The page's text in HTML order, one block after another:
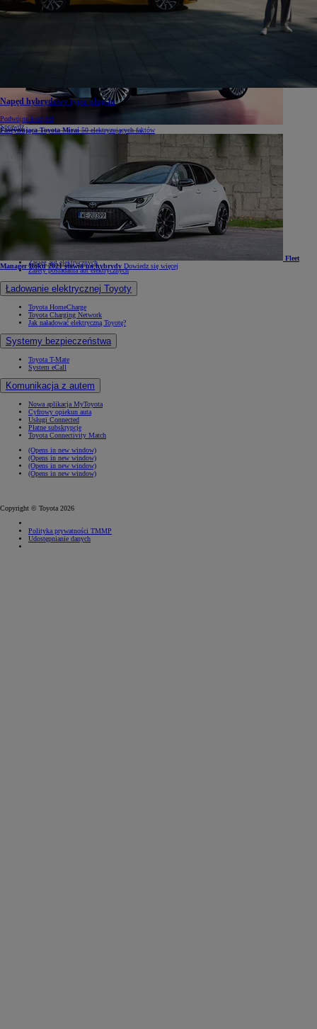
Fascynująca Toyota Mirai 50 elektryzujących faktów
Fleet
Manager Roku 2021 stawia na hybrydy Dowiedz się więcej
Napęd hybrydowy typu plug-in
Podwójne korzyści
Sprawdź
Oferty specjalne i Finansowanie
Oferty specjalne i Finansowanie
KINTO Mobility
Technologie
Elektromobilność
Lider elektromobilności
Napęd hybrydowy
Napęd hybrydowy typu plug-in
Napęd wodorowy
Napęd elektryczny na baterię
Zasięg aut elektrycznych
Zalety posiadania aut elektrycznych
Ładowanie elektrycznej Toyoty
Toyota HomeCharge
Toyota Charging Network
Jak naładować elektryczną Toyotę?
Systemy bezpieczeństwa
Toyota T-Mate
System eCall
Komunikacja z autem
Nowa aplikacja MyToyota
Cyfrowy opiekun auta
Usługi Connected
Płatne subskrypcje
Toyota Connectivity Match
(Opens in new window)
(Opens in new window)
(Opens in new window)
(Opens in new window)
Copyright © Toyota 2026
Polityka prywatności TMMP
Udostępnianie danych